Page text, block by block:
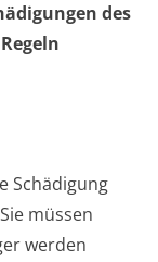
des
Schädigung
müssen
werden